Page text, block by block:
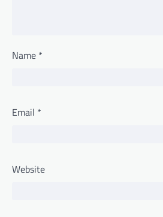
Name *
Email *
Website